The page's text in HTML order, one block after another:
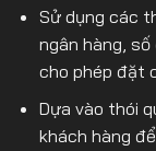
Sử dụng các
ngân hàng, số
cho phép đặt
Dựa vào thói
khách hàng